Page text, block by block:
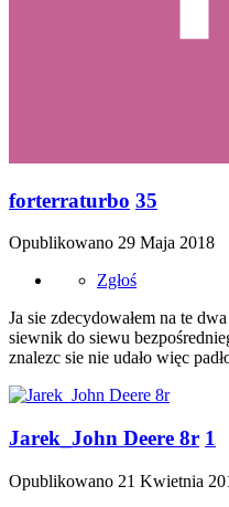
forterraturbo 35
Opublikowano 29 Maja 2018
Zgłoś
Ja sie zdecydowałem na te
siewnik do siewu
znalezc sie nie udało więc
Jarek_John Deere 8r 1
Opublikowano 21 Kwietnia